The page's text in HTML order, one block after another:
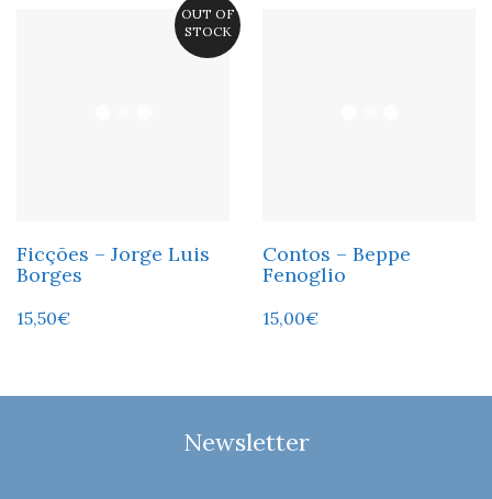
OUT OF
STOCK
Ficções – Jorge Luis
Borges
15,50€
Contos – Beppe
Fenoglio
15,00€
Newsletter